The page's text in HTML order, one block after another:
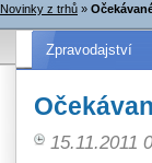
Novinky z trhů »
Zpravodajství
15.11.2011